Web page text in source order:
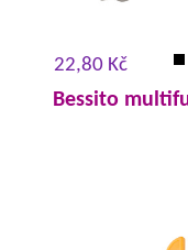
22,80 Kč
Bessito